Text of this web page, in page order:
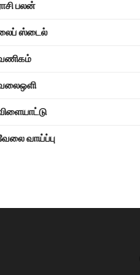
பலன்
ஸ்டைல்
வாய்ப்பு